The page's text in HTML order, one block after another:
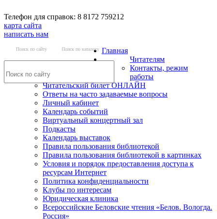
Телефон для справок: 8 8172 759212
карта сайта
написать нам
Поиск по сайту Поиск по каталогу Главная
Читателям
Контакты, режим
работы
Читательский билет ОНЛАЙН
Ответы на часто задаваемые вопросы
Личный кабинет
Календарь событий
Виртуальный концертный зал
Подкасты
Календарь выставок
Правила пользования библиотекой
Правила пользования библиотекой в картинках
Условия и порядок предоставления доступа к
ресурсам Интернет
Политика конфиденциальности
Клубы по интересам
Юридическая клиника
Всероссийские Беловские чтения «Белов. Вологда.
Россия»